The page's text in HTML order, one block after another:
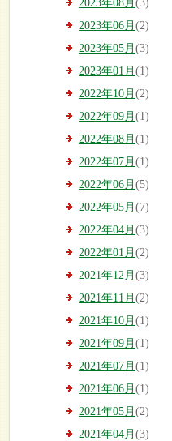
2023年08月 (3)
2023年06月 (2)
2023年05月 (3)
2023年01月 (1)
2022年10月 (2)
2022年09月 (1)
2022年08月 (1)
2022年07月 (1)
2022年06月 (5)
2022年05月 (7)
2022年04月 (3)
2022年01月 (2)
2021年12月 (3)
2021年11月 (2)
2021年10月 (1)
2021年09月 (1)
2021年07月 (1)
2021年06月 (1)
2021年05月 (2)
2021年04月 (3)